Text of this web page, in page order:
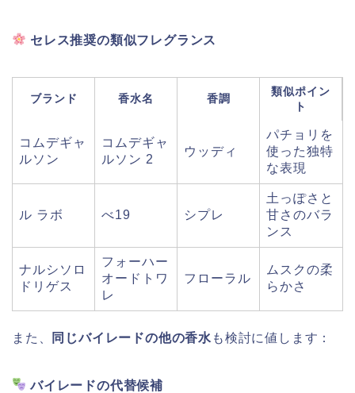
セレス推奨の類似フレグランス
ブランド 香水名 香調
類似ポイン
ト
コムデギャ
ルソン
コムデギャ
ルソン 2
ウッディ
パチョリを
使った独特
な表現
ル ラボ べ19 シプレ
土っぽさと
甘さのバラ
ンス
ナルシソロ
ドリゲス
フォーハー
オードトワ
レ
フローラル
ムスクの柔
らかさ
また、 同じバイレードの他の香水 も検討に値します：
バイレードの代替候補